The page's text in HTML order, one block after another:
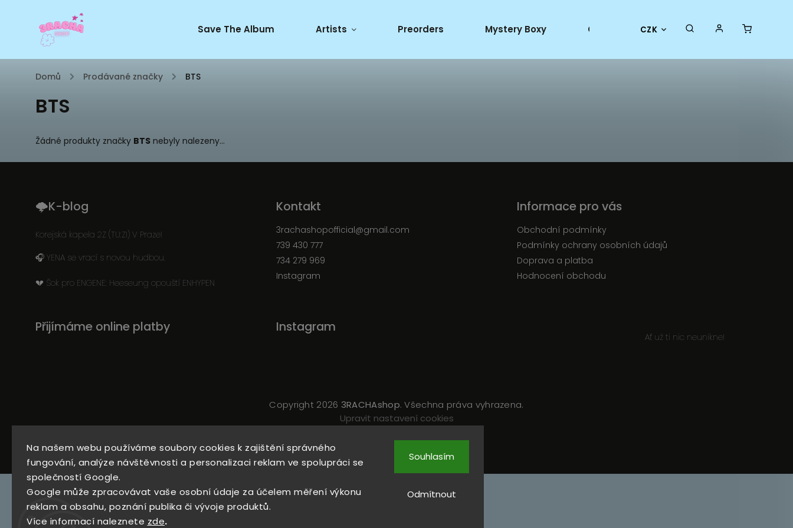
Na našem webu používáme soubory cookies k zajištění správného
fungování, analýze návštěvnosti a personalizaci reklam ve spolupráci se
společností Google.
Google může zpracovávat vaše osobní údaje za účelem měření výkonu
reklam a obsahu, poznání publika či vývoje produktů.
Více informací naleznete zde.
Odmítnout
Souhlasím
CZK
Save The Album Artists Preorders Mystery Boxy Collector goods Oficiální merch
Domů / Prodávané značky / BTS
BTS
Žádné produkty značky BTS nebyly nalezeny...
🌩K-blog
Korejská kapela 2Z (TU:ZI) V Praze!
🎧 YENA se vrací s novou hudbou.
💔 Šok pro ENGENE: Heeseung opouští ENHYPEN
Kontakt
3rachashopofficial@gmail.com
739 430 777
734 279 969
Instagram
Informace pro vás
Obchodní podmínky
Podmínky ochrany osobních údajů
Doprava a platba
Hodnocení obchodu
Přijímáme online platby Instagram
Ať už ti nic neunikne!
Copyright 2026 3RACHAshop. Všechna práva vyhrazena.
Upravit nastavení cookies
734
279
969
Instagram